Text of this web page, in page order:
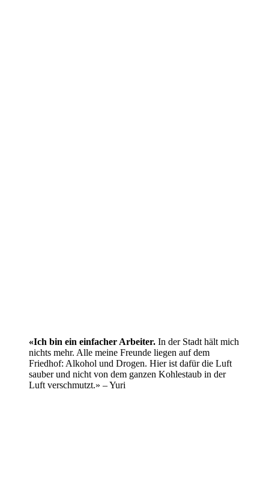
«Ich bin ein einfacher Arbeiter. In der Stadt hält mich
nichts mehr. Alle meine Freunde liegen auf dem
Friedhof: Alkohol und Drogen. Hier ist dafür die Luft
sauber und nicht von dem ganzen Kohlestaub in der
Luft verschmutzt.» – Yuri